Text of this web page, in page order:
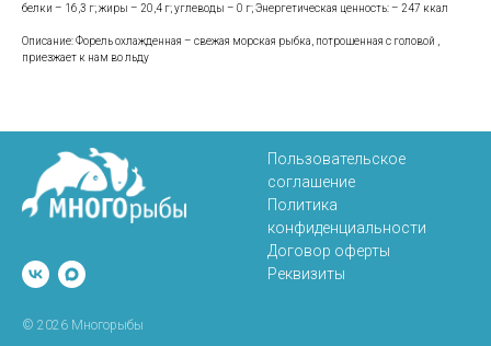
белки – 16,3 г; жиры – 20,4 г; углеводы – 0 г; Энергетическая ценность: – 247 ккал
Описание: Форель охлажденная – свежая морская рыбка, потрошенная с головой ,
приезжает к нам во льду
© 2026 Многорыбы
Пользовательское
соглашение
Политика
конфиденциальности
Договор оферты
Реквизиты